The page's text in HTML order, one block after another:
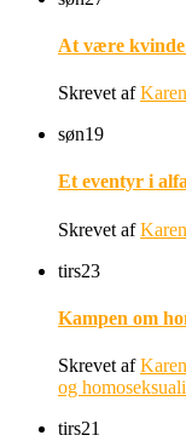
At være
Skrevet af
søn19
Et eventyr i
Skrevet af
tirs23
Kampen om
Skrevet af
og
tirs21